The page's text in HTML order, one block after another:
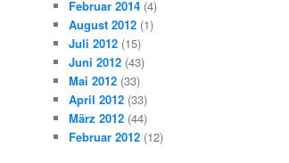
Februar 2014 (4)
August 2012 (1)
Juli 2012 (15)
Juni 2012 (43)
Mai 2012 (33)
April 2012 (33)
März 2012 (44)
Februar 2012 (12)